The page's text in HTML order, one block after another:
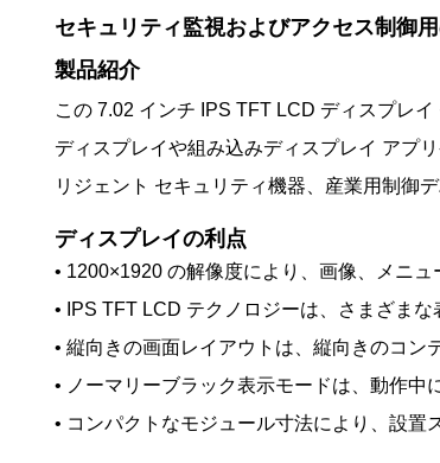
セキュリティ監視およびアクセス制御
製品紹介
この 7.02 インチ IPS TFT LCD ディスプレ
ディスプレイや組み込みディスプレイ アプ
リジェント セキュリティ機器、産業用制御
ディスプレイの利点
• 1200×1920 の解像度により、画像、メニ
• IPS TFT LCD テクノロジーは、さまざま
• 縦向きの画面レイアウトは、縦向きのコン
• ノーマリーブラック表示モードは、動作中
• コンパクトなモジュール寸法により、設置